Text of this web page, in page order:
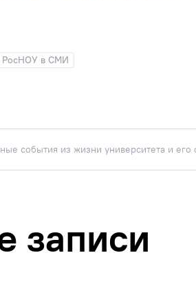
РосНОУ в СМИ
события из жизни университета и его
записи